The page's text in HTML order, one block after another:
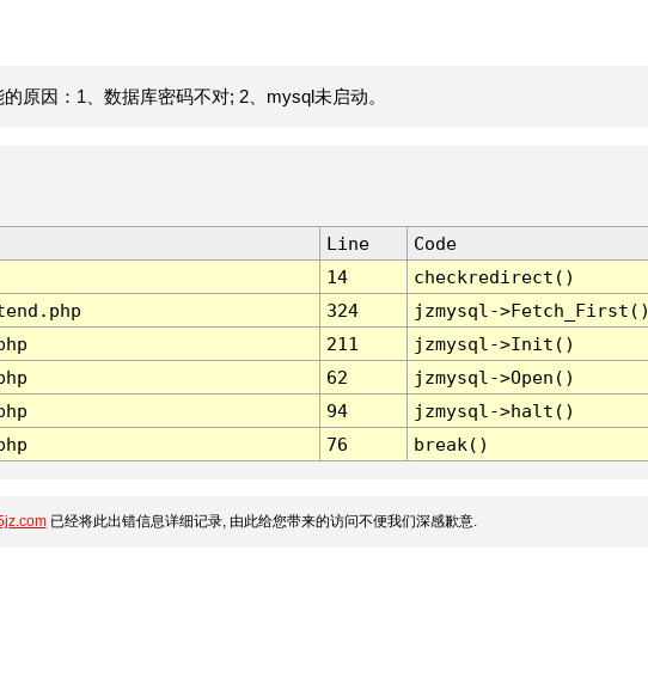
原因：1、数据库密码不对; 2、mysql未启动。
Line
Code
14
checkredirect()
324
jzmysql-
211
jzmysql->Init()
62
jzmysql->Open()
94
jzmysql->halt()
76 break()
已经将此出错信息详细记录, 由此给您带来的访问不便我们深感歉意.